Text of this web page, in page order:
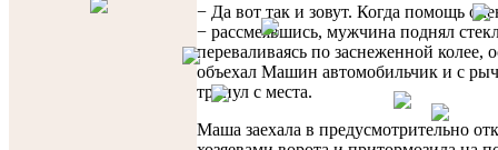
− Да вот так и зовут. Когда помощь
− рассмеявшись, мужчина поднял
переваливаясь по заснеженной колее,
объехал Машин автомобильчик и с
тронул с места.
Маша заехала в предусмотрительно